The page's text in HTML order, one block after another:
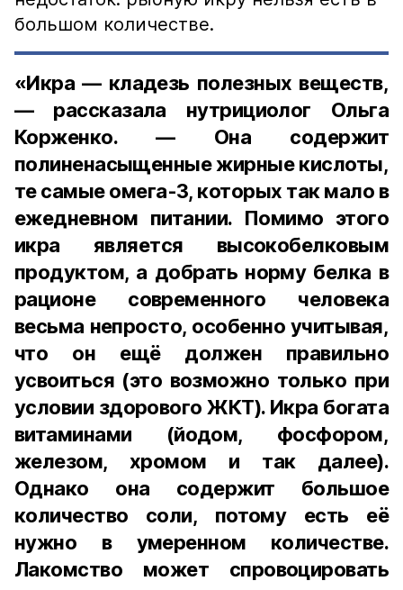
большом количестве.
«Икра — кладезь полезных веществ,
— рассказала нутрициолог Ольга
Корженко. — Она содержит
полиненасыщенные жирные кислоты,
те самые омега-3, которых так мало в
ежедневном питании. Помимо этого
икра является высокобелковым
продуктом, а добрать норму белка в
рационе современного человека
весьма непросто, особенно учитывая,
что он ещё должен правильно
усвоиться (это возможно только при
условии здорового ЖКТ). Икра богата
витаминами (йодом, фосфором,
железом, хромом и так далее).
Однако она содержит большое
количество соли, потому есть её
нужно в умеренном количестве.
Лакомство может спровоцировать